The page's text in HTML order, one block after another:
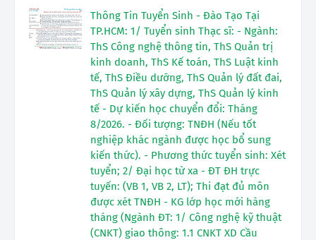
Thông Tin Tuyển Sinh - Đào Tạo Tại
TP.HCM: 1/ Tuyển sinh Thạc sĩ: - Ngành:
ThS Công nghệ thông tin, ThS Quản trị
kinh doanh, ThS Kế toán, ThS Luật kinh
tế, ThS Điều dưỡng, ThS Quản lý đất đai,
ThS Quản lý xây dựng, ThS Quản lý kinh
tế - Dự kiến học chuyển đổi: Tháng
8/2026. - Đối tượng: TNĐH (Nếu tốt
nghiệp khác ngành được học bổ sung
kiến thức). - Phương thức tuyển sinh: Xét
tuyển; 2/ Đại học từ xa - ĐT ĐH trực
tuyến: (VB 1, VB 2, LT); Thi đạt đủ môn
được xét TNĐH - KG lớp học mới hàng
tháng (Ngành ĐT: 1/ Công nghệ kỹ thuật
(CNKT) giao thông: 1.1 CNKT XD Cầu